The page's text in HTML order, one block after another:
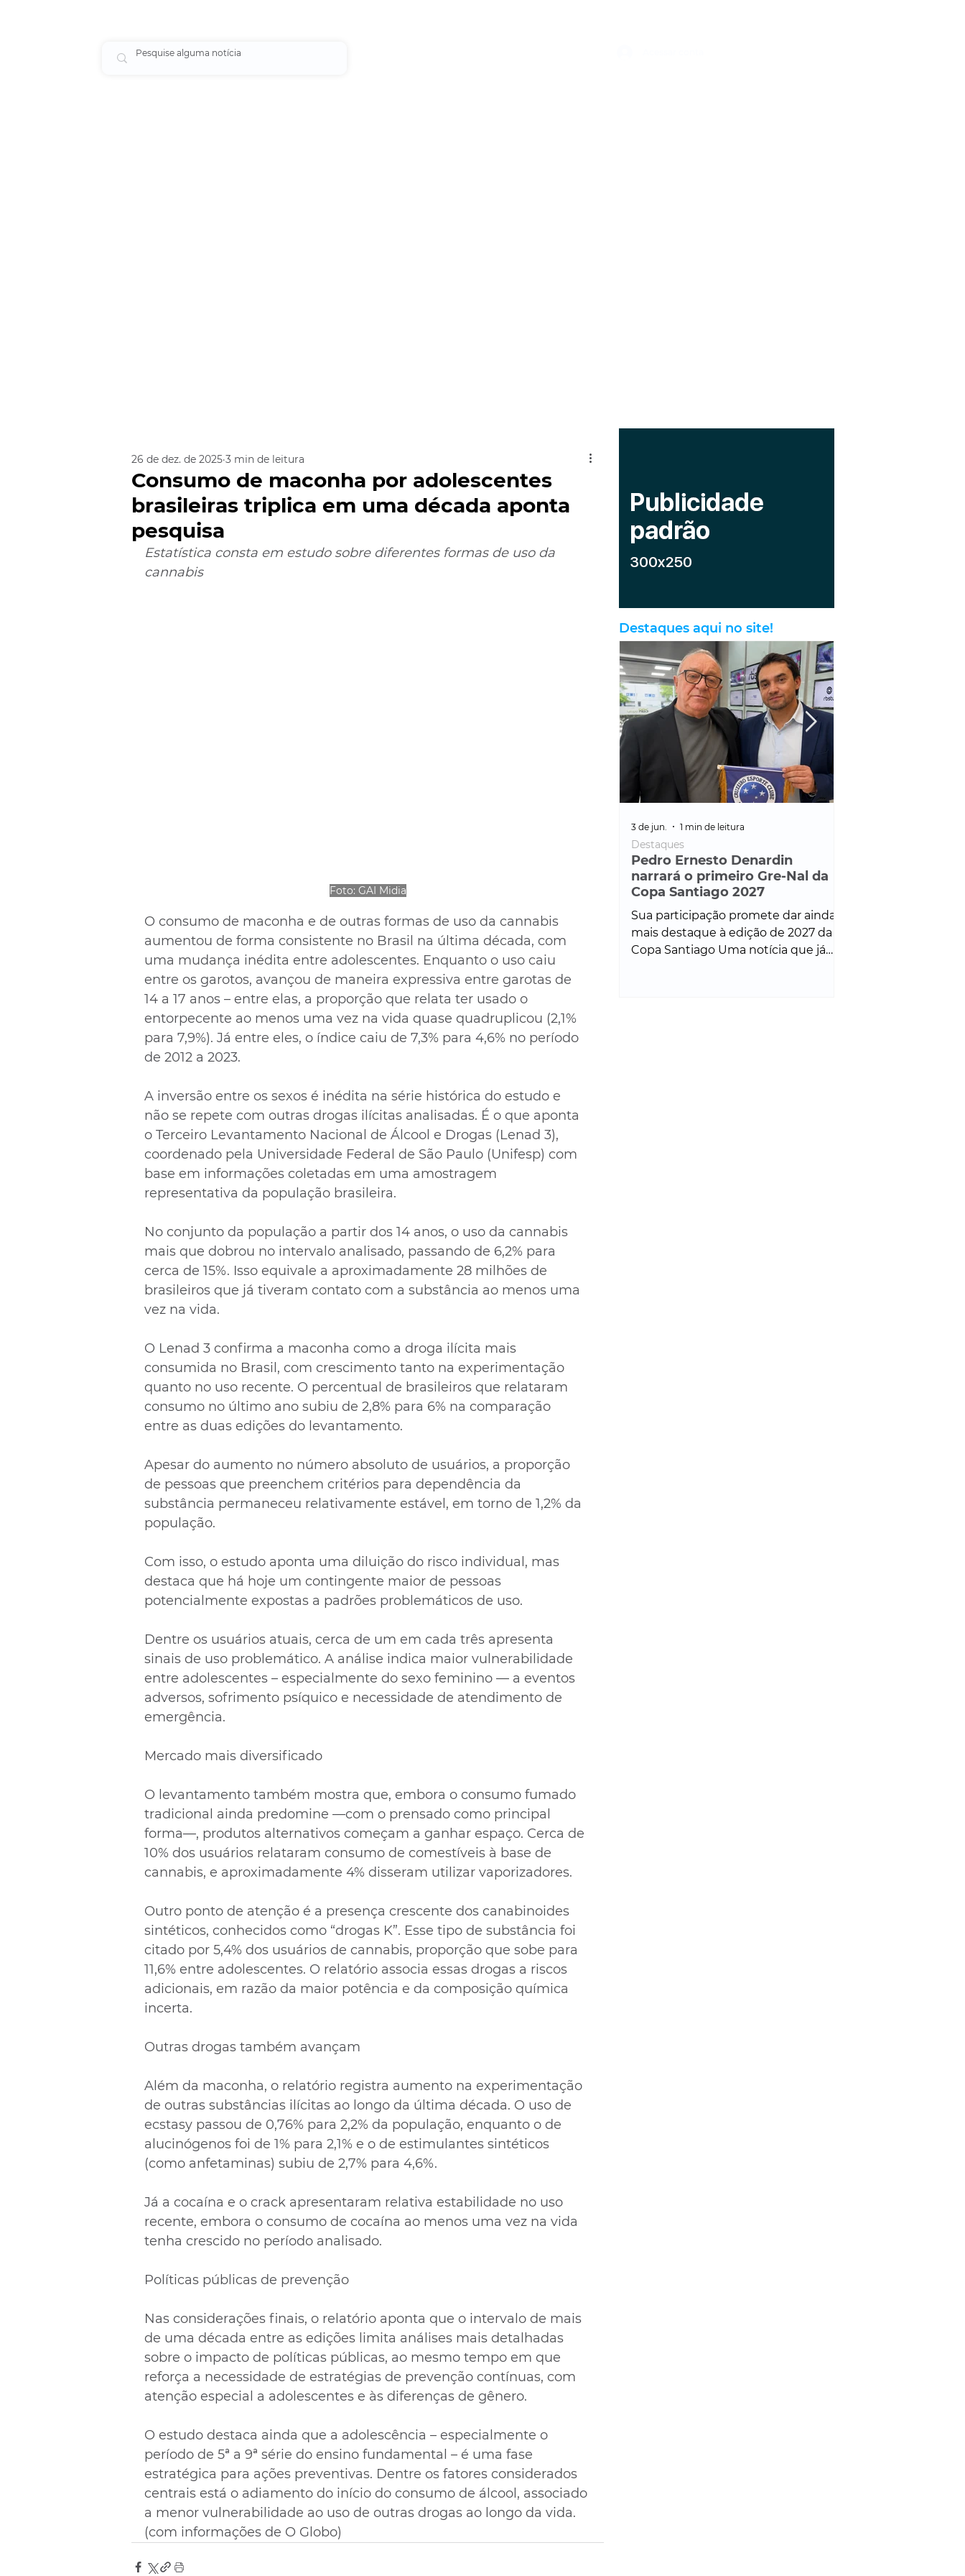
Consumo de maconha por adolescentes
brasileiras triplica em uma década aponta
pesquisa
26 de dez. de 2025 3 min de leitura
Estatística consta em estudo sobre diferentes formas de uso da
cannabis
Foto: GAI Midia
O consumo de maconha e de outras formas de uso da cannabis
aumentou de forma consistente no Brasil na última década, com
uma mudança inédita entre adolescentes. Enquanto o uso caiu
entre os garotos, avançou de maneira expressiva entre garotas de
14 a 17 anos – entre elas, a proporção que relata ter usado o
entorpecente ao menos uma vez na vida quase quadruplicou (2,1%
para 7,9%). Já entre eles, o índice caiu de 7,3% para 4,6% no período
de 2012 a 2023.
A inversão entre os sexos é inédita na série histórica do estudo e
não se repete com outras drogas ilícitas analisadas. É o que aponta
o Terceiro Levantamento Nacional de Álcool e Drogas (Lenad 3),
coordenado pela Universidade Federal de São Paulo (Unifesp) com
base em informações coletadas em uma amostragem
representativa da população brasileira.
No conjunto da população a partir dos 14 anos, o uso da cannabis
mais que dobrou no intervalo analisado, passando de 6,2% para
cerca de 15%. Isso equivale a aproximadamente 28 milhões de
brasileiros que já tiveram contato com a substância ao menos uma
vez na vida.
O Lenad 3 confirma a maconha como a droga ilícita mais
consumida no Brasil, com crescimento tanto na experimentação
quanto no uso recente. O percentual de brasileiros que relataram
consumo no último ano subiu de 2,8% para 6% na comparação
entre as duas edições do levantamento.
Apesar do aumento no número absoluto de usuários, a proporção
de pessoas que preenchem critérios para dependência da
substância permaneceu relativamente estável, em torno de 1,2% da
população.
Com isso, o estudo aponta uma diluição do risco individual, mas
destaca que há hoje um contingente maior de pessoas
potencialmente expostas a padrões problemáticos de uso.
Dentre os usuários atuais, cerca de um em cada três apresenta
sinais de uso problemático. A análise indica maior vulnerabilidade
entre adolescentes – especialmente do sexo feminino — a eventos
adversos, sofrimento psíquico e necessidade de atendimento de
emergência.
Mercado mais diversificado
O levantamento também mostra que, embora o consumo fumado
tradicional ainda predomine —com o prensado como principal
forma—, produtos alternativos começam a ganhar espaço. Cerca de
10% dos usuários relataram consumo de comestíveis à base de
cannabis, e aproximadamente 4% disseram utilizar vaporizadores.
Outro ponto de atenção é a presença crescente dos canabinoides
sintéticos, conhecidos como “drogas K”. Esse tipo de substância foi
citado por 5,4% dos usuários de cannabis, proporção que sobe para
11,6% entre adolescentes. O relatório associa essas drogas a riscos
adicionais, em razão da maior potência e da composição química
incerta.
Outras drogas também avançam
Além da maconha, o relatório registra aumento na experimentação
de outras substâncias ilícitas ao longo da última década. O uso de
ecstasy passou de 0,76% para 2,2% da população, enquanto o de
alucinógenos foi de 1% para 2,1% e o de estimulantes sintéticos
(como anfetaminas) subiu de 2,7% para 4,6%.
Já a cocaína e o crack apresentaram relativa estabilidade no uso
recente, embora o consumo de cocaína ao menos uma vez na vida
tenha crescido no período analisado.
Políticas públicas de prevenção
Nas considerações finais, o relatório aponta que o intervalo de mais
de uma década entre as edições limita análises mais detalhadas
sobre o impacto de políticas públicas, ao mesmo tempo em que
reforça a necessidade de estratégias de prevenção contínuas, com
atenção especial a adolescentes e às diferenças de gênero.
O estudo destaca ainda que a adolescência – especialmente o
período de 5ª a 9ª série do ensino fundamental – é uma fase
estratégica para ações preventivas. Dentre os fatores considerados
centrais está o adiamento do início do consumo de álcool, associado
a menor vulnerabilidade ao uso de outras drogas ao longo da vida.
(com informações de O Globo)
Destaques aqui no site!
Pedro Ernesto Denardin
narrará o primeiro Gre-Nal da
Copa Santiago 2027
Sua participação promete dar ainda
mais destaque à edição de 2027 da
Copa Santiago Uma notícia que já
Destaques
3 de jun. 1 min de leitura